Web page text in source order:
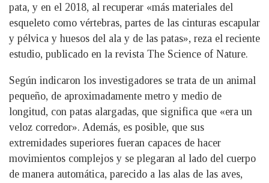
pata, y en el 2018, al recuperar «más materiales del
esqueleto como vértebras, partes de las cinturas escapular
y pélvica y huesos del ala y de las patas», reza el reciente
estudio, publicado en la revista The Science of Nature.
Según indicaron los investigadores se trata de un animal
pequeño, de aproximadamente metro y medio de
longitud, con patas alargadas, que significa que «era un
veloz corredor». Además, es posible, que sus
extremidades superiores fueran capaces de hacer
movimientos complejos y se plegaran al lado del cuerpo
de manera automática, parecido a las alas de las aves,